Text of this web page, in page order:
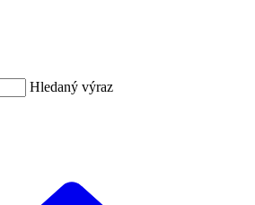
Hledaný výraz